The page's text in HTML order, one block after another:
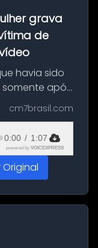
grava
de
havia sido
após
em
cm7brasil.com
0:00 / 1:07
powered by VOICEXPRESS
Original